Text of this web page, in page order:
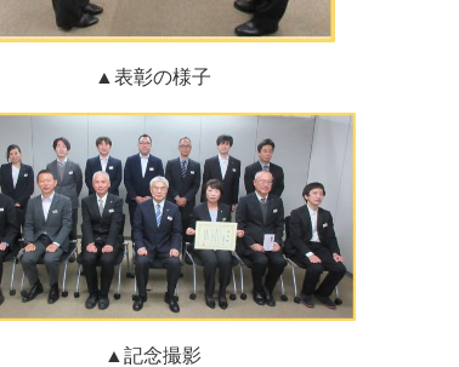
▲表彰の様子
▲記念撮影